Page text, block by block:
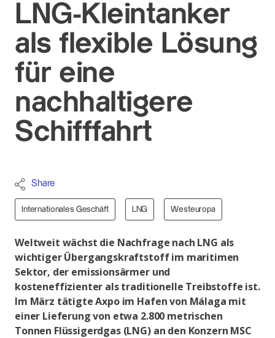
LNG-Kleintanker
als flexible Lösung
für eine
nachhaltigere
Schifffahrt
Share
Internationales Geschäft LNG Westeuropa
Weltweit wächst die Nachfrage nach LNG als
wichtiger Übergangskraftstoff im maritimen
Sektor, der emissionsärmer und
kosteneffizienter als traditionelle Treibstoffe ist.
Im März tätigte Axpo im Hafen von Málaga mit
einer Lieferung von etwa 2.800 metrischen
Tonnen Flüssigerdgas (LNG) an den Konzern MSC